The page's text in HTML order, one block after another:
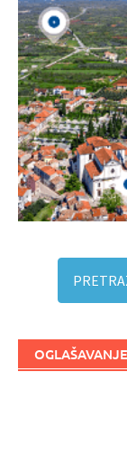
OGLAŠAVANJE